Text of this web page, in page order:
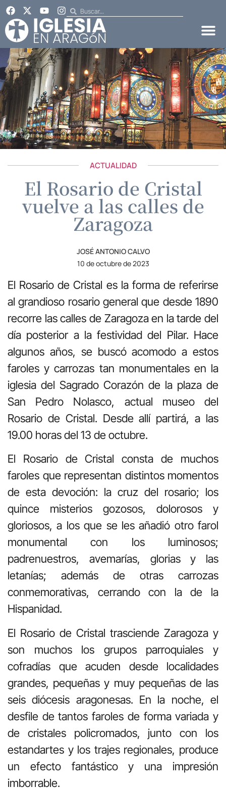
ACTUALIDAD
El Rosario de Cristal
vuelve a las calles de
Zaragoza
JOSÉ ANTONIO CALVO
10 de octubre de 2023
El Rosario de Cristal es la forma de referirse
al grandioso rosario general que desde 1890
recorre las calles de Zaragoza en la tarde del
día posterior a la festividad del Pilar. Hace
algunos años, se buscó acomodo a estos
faroles y carrozas tan monumentales en la
iglesia del Sagrado Corazón de la plaza de
San Pedro Nolasco, actual museo del
Rosario de Cristal. Desde allí partirá, a las
19.00 horas del 13 de octubre.
El Rosario de Cristal consta de muchos
faroles que representan distintos momentos
de esta devoción: la cruz del rosario; los
quince misterios gozosos, dolorosos y
gloriosos, a los que se les añadió otro farol
monumental con los luminosos;
padrenuestros, avemarías, glorias y las
letanías; además de otras carrozas
conmemorativas, cerrando con la de la
Hispanidad.
El Rosario de Cristal trasciende Zaragoza y
son muchos los grupos parroquiales y
cofradías que acuden desde localidades
grandes, pequeñas y muy pequeñas de las
seis diócesis aragonesas. En la noche, el
desfile de tantos faroles de forma variada y
de cristales policromados, junto con los
estandartes y los trajes regionales, produce
un efecto fantástico y una impresión
imborrable.